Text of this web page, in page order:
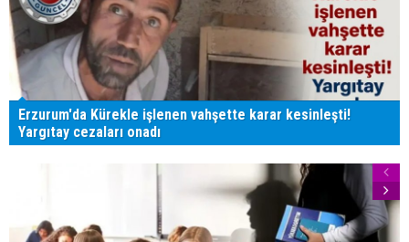
Erzurum'da Kürekle işlenen vahşette karar kesinleşti!
Yargıtay cezaları onadı